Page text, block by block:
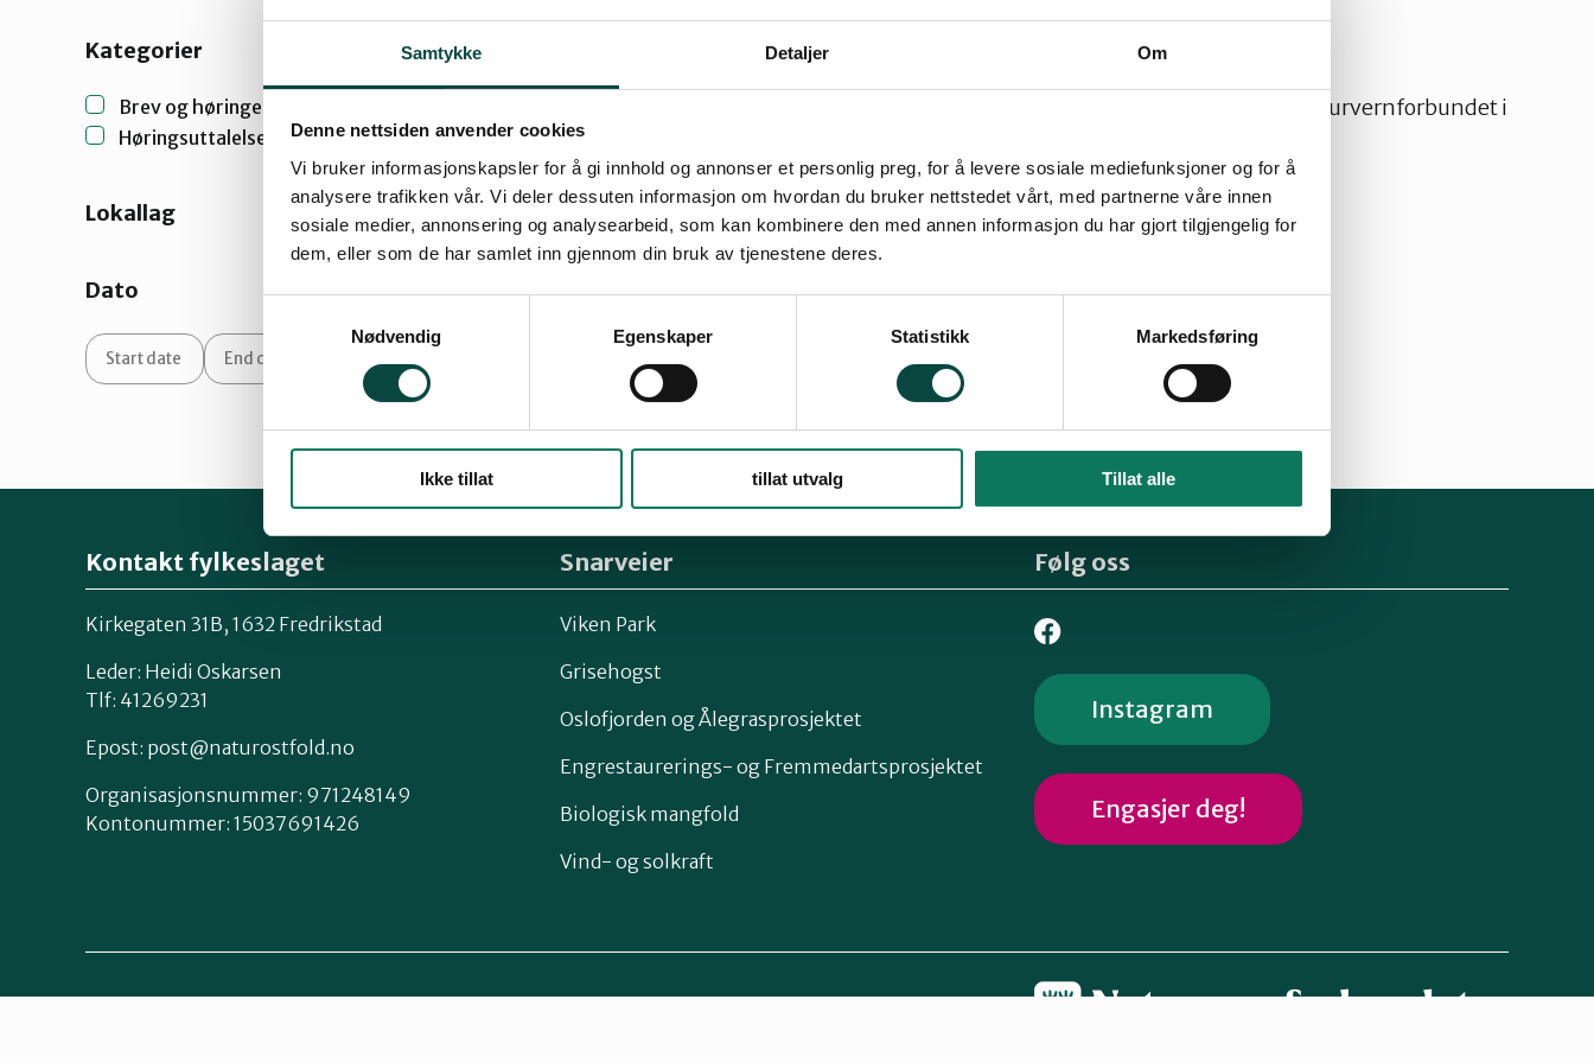
Samtykke Detaljer Om
Denne nettsiden anvender cookies
Vi bruker informasjonskapsler for å gi innhold og annonser et personlig preg, for å levere sosiale mediefunksjoner og for å
analysere trafikken vår. Vi deler dessuten informasjon om hvordan du bruker nettstedet vårt, med partnerne våre innen
sosiale medier, annonsering og analysearbeid, som kan kombinere den med annen informasjon du har gjort tilgjengelig for
dem, eller som de har samlet inn gjennom din bruk av tjenestene deres.
Nødvendig
Egenskaper Statistikk Markedsføring
Ikke tillat tillat utvalg Tillat alle
Kategorier
Brev og høringer
Høringsuttalelser
(1)
Lokallag
Dato
1 resultat
Høringsuttalelser, innspill og klager
Her finner du høringsuttalelser fra fylkeslaget til Naturvernforbundet i
Brev og høringer Høringsuttalelser 09.01.2025
Kontakt fylkeslaget
Kirkegaten 31B, 1632 Fredrikstad
Leder: Heidi Oskarsen
Tlf: 41269231
Epost: post@naturostfold.no
Organisasjonsnummer: 971248149
Kontonummer: 15037691426
Snarveier
Viken Park
Grisehogst
Oslofjorden og Ålegrasprosjektet
Engrestaurerings- og Fremmedartsprosjektet
Biologisk mangfold
Vind- og solkraft
Følg oss
Instagram
Engasjer deg!